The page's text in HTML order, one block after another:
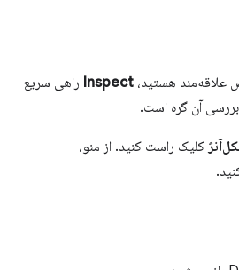
Inspect راهی سریع
کلیک راست کنید. از منو،